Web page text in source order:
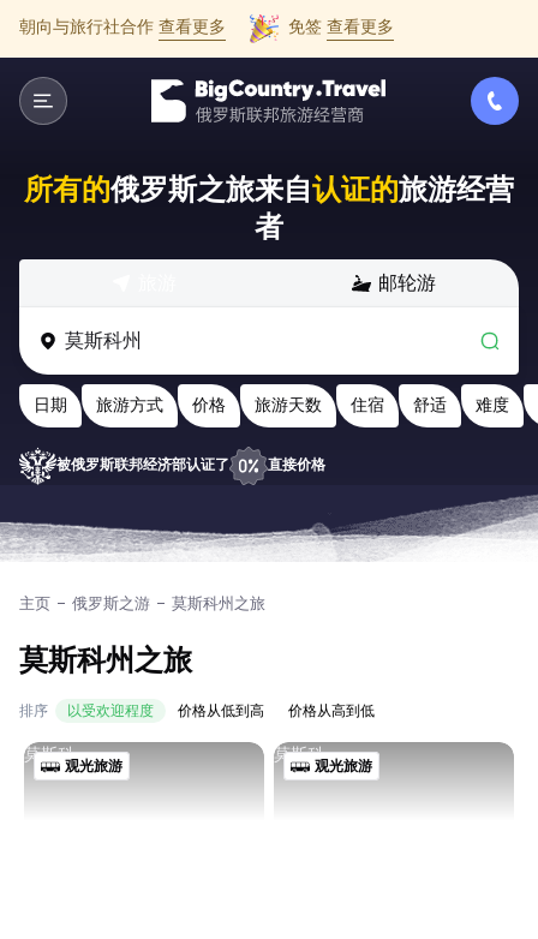
朝向与旅行社合作 查看更多 免签 查看更多
所有的俄罗斯之旅来自 认证的旅游经营
者
邮轮游
日期 旅游方式 价格 旅游天数 住宿 舒适 难度
被俄罗斯联邦经济部认证了 直接价格
主页 俄罗斯之游 莫斯科州之旅
莫斯科州之旅
排序 以受欢迎程度 价格从低到高 价格从高到低
观光旅游
莫斯科
观光旅游
莫斯科